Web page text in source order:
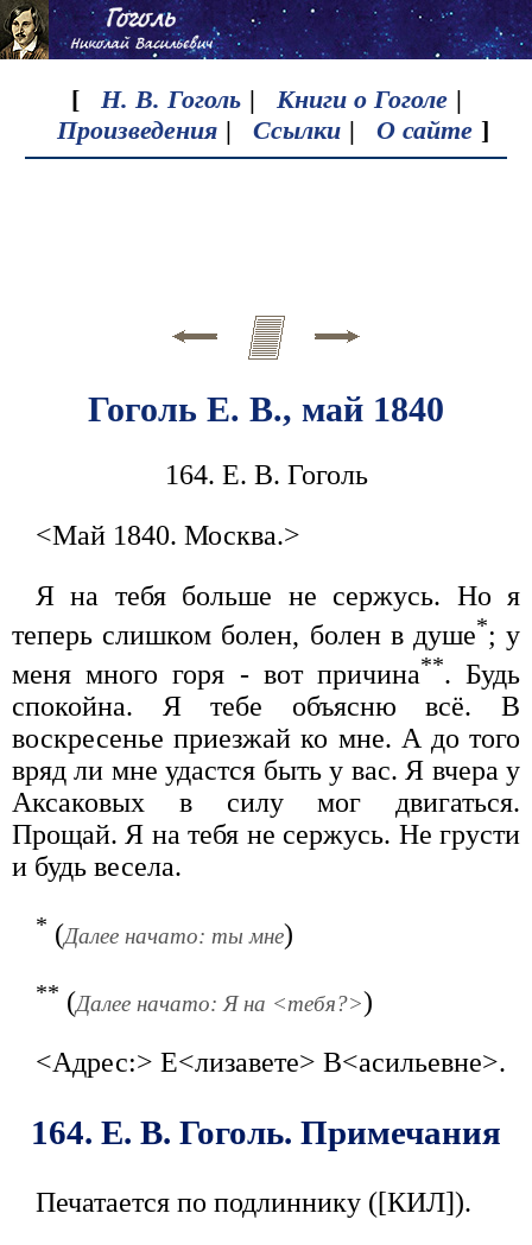
[ Н. В. Гоголь | Книги о Гоголе |
Произведения | Ссылки | О сайте ]
Гоголь Е. В., май 1840
164. Е. В. Гоголь
<Май 1840. Москва.>
Я на тебя больше не сержусь. Но я
теперь слишком болен, болен в душе*; у
меня много горя - вот причина**. Будь
спокойна. Я тебе объясню всё. В
воскресенье приезжай ко мне. А до того
вряд ли мне удастся быть у вас. Я вчера у
Аксаковых в силу мог двигаться.
Прощай. Я на тебя не сержусь. Не грусти
и будь весела.
* (Далее начато: ты мне)
** (Далее начато: Я на <тебя?>)
<Адрес:> Е<лизавете> В<асильевне>.
164. Е. В. Гоголь. Примечания
Печатается по подлиннику ([КИЛ]).